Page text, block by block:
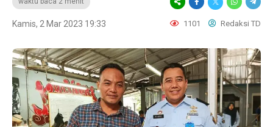
Kamis, 2 Mar 2023 19:33 1101 Redaksi TD